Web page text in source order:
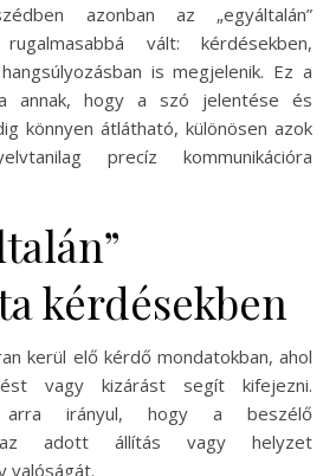
azonban az „egyáltalán”
vált: kérdésekben,
is megjelenik. Ez a
annak, hogy a szó jelentése és
könnyen átlátható, különösen azok
precíz kommunikációra
kérdésekben
kerül elő kérdő mondatokban, ahol
vagy kizárást segít kifejezni.
irányul, hogy a beszélő
az adott állítás vagy helyzet
valóságát.